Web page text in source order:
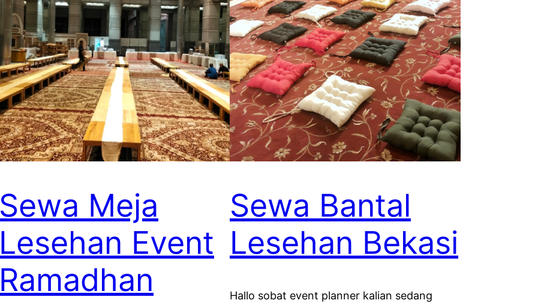
Sewa Meja
Lesehan Event
Ramadhan
Sewa Bantal
Lesehan Bekasi
Hallo sobat event planner kalian sedang